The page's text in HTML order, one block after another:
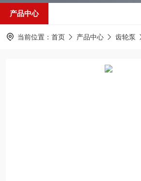
产品中心
当前位置： 首页 产品中心 齿轮泵